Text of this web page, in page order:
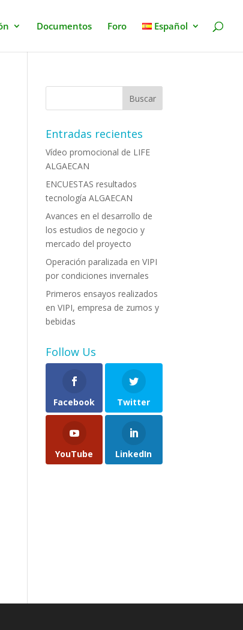
Documentos Foro Español
Entradas recientes
Vídeo promocional de LIFE
ALGAECAN
ENCUESTAS resultados
tecnología ALGAECAN
Avances en el desarrollo de
los estudios de negocio y
mercado del proyecto
Operación paralizada en VIPI
por condiciones invernales
Primeros ensayos realizados
en VIPI, empresa de zumos y
bebidas
Follow Us
Facebook Twitter
YouTube LinkedIn